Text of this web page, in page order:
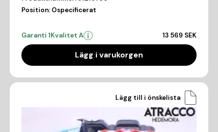
Position: Ospecificerat
Garanti 1Kvalitet A 13 569 SEK
Lägg i varukorgen
Lägg till i önskelista